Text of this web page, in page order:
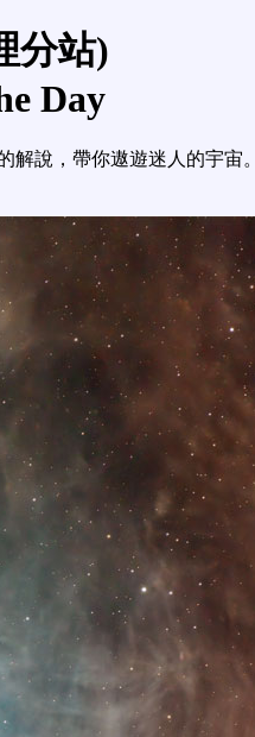
分站)
Day
說，帶你遨遊迷人的宇宙。